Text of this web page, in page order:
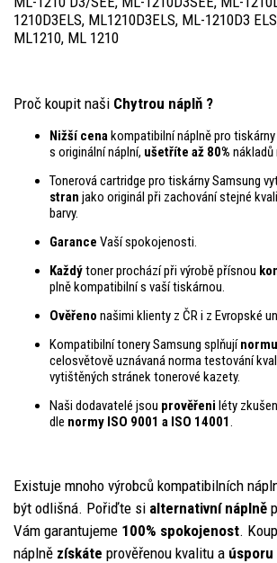
1210D3ELS, ML1210D3ELS, ML-1210D3
ML1210, ML 1210
Proč koupit naši Chytrou náplň ?
Nižší cenakompatibilní náplně pro
s originální náplní, ušetříte až 80% nákladů
Tonerová cartridge pro tiskárny Samsung
stran jako originál při zachování stejné
barvy.
Garance Vaší spokojenosti.
Každýtoner prochází při výrobě přísnou
plně kompatibilní s vaší tiskárnou.
Ověřeno našimi klienty z ČR i z Evropské
Kompatibilní tonery Samsung splňují
celosvětově uznávaná norma testování
vytištěných stránek tonerové kazety.
Naši dodavatelé jsou prověřeni léty
dle normy ISO 9001 a ISO 14001.
Existuje mnoho výrobců kompatibilních
být odlišná. Pořiďte si alternativní náplně
Vám garantujeme 100% spokojenost.
náplně získáte prověřenou kvalitu a úsporu